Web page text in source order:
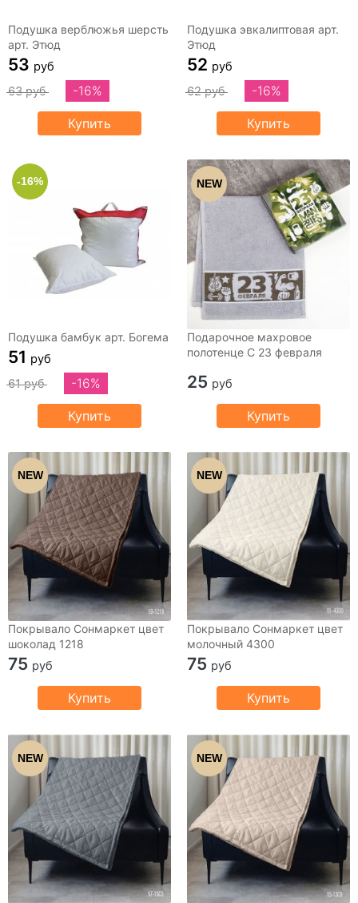
Подушка верблюжья шерсть
арт. Этюд
53 руб
63 руб
-16%
Купить
Подушка эвкалиптовая арт.
Этюд
52 руб
62 руб
-16%
Купить
-16%
Подушка бамбук арт. Богема
51 руб
61 руб
-16%
Купить
NEW
Подарочное махровое
полотенце С 23 февраля
25 руб
Купить
NEW
Покрывало Сонмаркет цвет
шоколад 1218
75 руб
Купить
NEW
Покрывало Сонмаркет цвет
молочный 4300
75 руб
Купить
NEW NEW